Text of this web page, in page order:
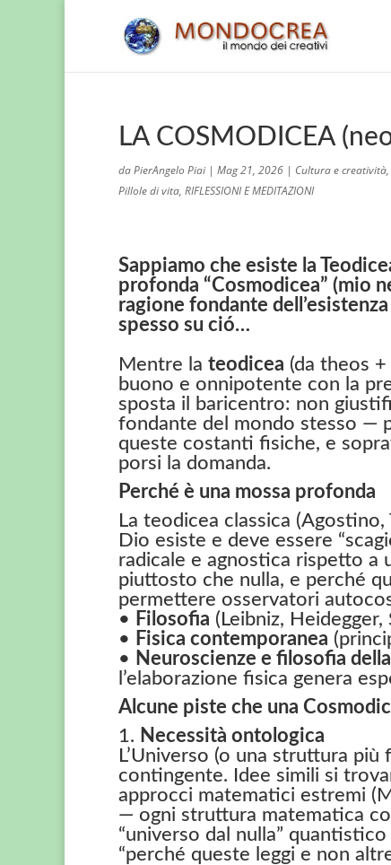
LA COSMODICEA
daPierAngelo Piai | Mag 21, 2026 | Cultura e creatività,
Pillole di vita, RIFLESSIONI E MEDITAZIONI
Sappiamo che esiste la
profonda “Cosmodicea” (mio
ragione fondante
spesso su ció…
Mentre la teodicea (da theos
buono e onnipotente con la
sposta il baricentro: non
fondante del mondo stesso —
queste costanti fisiche, e
porsi la domanda.
Perché è una mossa profonda
La teodicea classica
Dio esiste e deve essere
radicale e agnostica rispetto a
piuttosto che nulla, e perché
permettere osservatori
• Filosofia (Leibniz, Heidegger,
• Fisica contemporanea
• Neuroscienze e filosofia
l’elaborazione fisica genera
Alcune piste che una
1. Necessità ontologica
L’Universo (o una struttura
contingente. Idee simili si
approcci matematici estremi
— ogni struttura matematica
“universo dal nulla”
“perché queste leggi e non